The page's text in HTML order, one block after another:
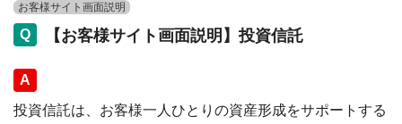
お客様サイト画面説明
【お客様サイト画面説明】投資信託
回答
投資信託は、お客様一人ひとりの資産形成をサポートする